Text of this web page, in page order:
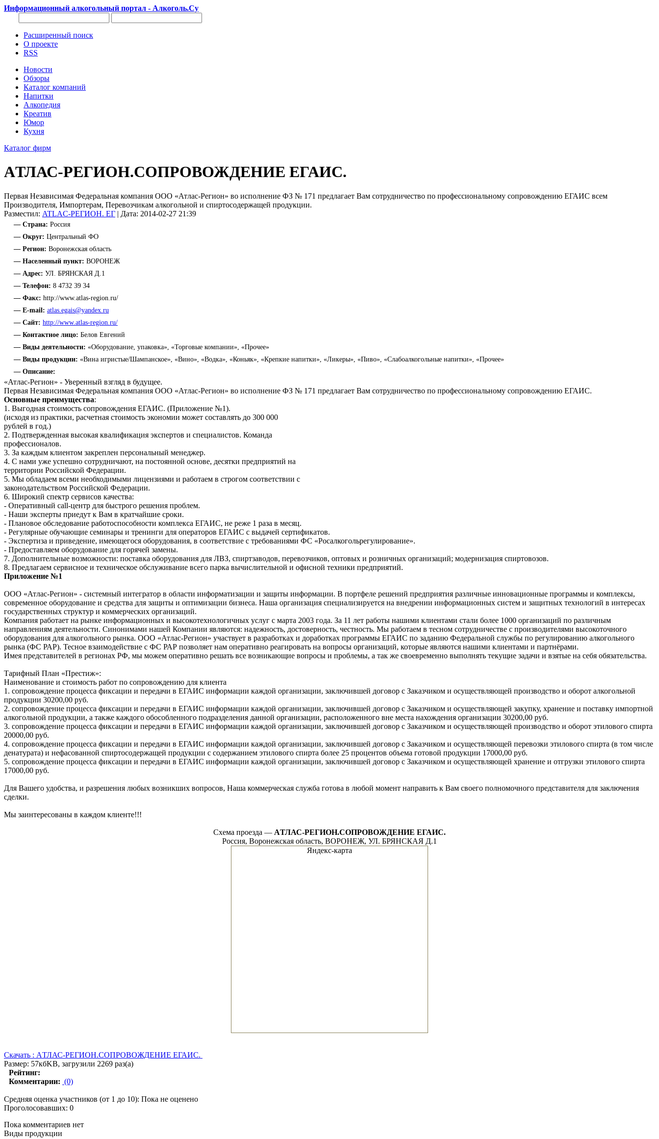
Информационный алкогольный портал - Алкоголь.Су
Расширенный поиск
О проекте
RSS
Новости
Обзоры
Каталог компаний
Напитки
Алкопедия
Креатив
Юмор
Кухня
Каталог фирм
AТЛАС-РЕГИОН.СОПРОВОЖДЕНИЕ ЕГАИС.
Первая Независимая Федеральная компания ООО «Атлас-Регион» во исполнение ФЗ № 171 предлагает Вам сотрудничество по профессиональному сопровождению ЕГАИС всем
Производителя, Импортерам, Перевозчикам алкогольной и спиртосодержащей продукции.
Разместил: ATLAC-РЕГИОН. ЕГ | Дата: 2014-02-27 21:39
— Страна: Россия
— Округ: Центральный ФО
— Регион: Воронежская область
— Населенный пункт: ВОРОНЕЖ
— Адрес: УЛ. БРЯНСКАЯ Д.1
— Телефон: 8 4732 39 34
— Факс: http://www.atlas-region.ru/
— E-mail: atlas.egais@yandex.ru
— Сайт: http://www.atlas-region.ru/
— Контактное лицо: Белов Евгений
— Виды деятельности: «Оборудование, упаковка», «Торговые компании», «Прочее»
— Виды продукции: «Вина игристые/Шампанское», «Вино», «Водка», «Коньяк», «Крепкие напитки», «Ликеры», «Пиво», «Слабоалкогольные напитки», «Прочее»
— Описание:
«Атлас-Регион» - Уверенный взгляд в будущее.
Первая Независимая Федеральная компания ООО «Атлас-Регион» во исполнение ФЗ № 171 предлагает Вам сотрудничество по профессиональному сопровождению ЕГАИС.
Основные преимущества:
1. Выгодная стоимость сопровождения ЕГАИС. (Приложение №1).
(исходя из практики, расчетная стоимость экономии может составлять до 300 000
рублей в год.)
2. Подтвержденная высокая квалификация экспертов и специалистов. Команда
профессионалов.
3. За каждым клиентом закреплен персональный менеджер.
4. С нами уже успешно сотрудничают, на постоянной основе, десятки предприятий на
территории Российской Федерации.
5. Мы обладаем всеми необходимыми лицензиями и работаем в строгом соответствии с
законодательством Российской Федерации.
6. Широкий спектр сервисов качества:
- Оперативный call-центр для быстрого решения проблем.
- Наши эксперты приедут к Вам в кратчайшие сроки.
- Плановое обследование работоспособности комплекса ЕГАИС, не реже 1 раза в месяц.
- Регулярные обучающие семинары и тренинги для операторов ЕГАИС с выдачей сертификатов.
- Экспертиза и приведение, имеющегося оборудования, в соответствие с требованиями ФС «Росалкогольрегулирование».
- Предоставляем оборудование для горячей замены.
7. Дополнительные возможности: поставка оборудования для ЛВЗ, спиртзаводов, перевозчиков, оптовых и розничных организаций; модернизация спиртовозов.
8. Предлагаем сервисное и техническое обслуживание всего парка вычислительной и офисной техники предприятий.
Приложение №1
ООО «Атлас-Регион» - системный интегратор в области информатизации и защиты информации. В портфеле решений предприятия различные инновационные программы и комплексы,
современное оборудование и средства для защиты и оптимизации бизнеса. Наша организация специализируется на внедрении информационных систем и защитных технологий в интересах
государственных структур и коммерческих организаций.
Компания работает на рынке информационных и высокотехнологичных услуг с марта 2003 года. За 11 лет работы нашими клиентами стали более 1000 организаций по различным
направлениям деятельности. Синонимами нашей Компании являются: надежность, достоверность, честность. Мы работаем в тесном сотрудничестве с производителями высокоточного
оборудования для алкогольного рынка. ООО «Атлас-Регион» участвует в разработках и доработках программы ЕГАИС по заданию Федеральной службы по регулированию алкогольного
рынка (ФС РАР). Тесное взаимодействие с ФС РАР позволяет нам оперативно реагировать на вопросы организаций, которые являются нашими клиентами и партнёрами.
Имея представителей в регионах РФ, мы можем оперативно решать все возникающие вопросы и проблемы, а так же своевременно выполнять текущие задачи и взятые на себя обязательства.
Тарифный План «Престиж»:
Наименование и стоимость работ по сопровождению для клиента
1. сопровождение процесса фиксации и передачи в ЕГАИС информации каждой организации, заключившей договор с Заказчиком и осуществляющей производство и оборот алкогольной
продукции 30200,00 руб.
2. сопровождение процесса фиксации и передачи в ЕГАИС информации каждой организации, заключившей договор с Заказчиком и осуществляющей закупку, хранение и поставку импортной
алкогольной продукции, а также каждого обособленного подразделения данной организации, расположенного вне места нахождения организации 30200,00 руб.
3. сопровождение процесса фиксации и передачи в ЕГАИС информации каждой организации, заключившей договор с Заказчиком и осуществляющей производство и оборот этилового спирта
20000,00 руб.
4. сопровождение процесса фиксации и передачи в ЕГАИС информации каждой организации, заключившей договор с Заказчиком и осуществляющей перевозки этилового спирта (в том числе
денатурата) и нефасованной спиртосодержащей продукции с содержанием этилового спирта более 25 процентов объема готовой продукции 17000,00 руб.
5. сопровождение процесса фиксации и передачи в ЕГАИС информации каждой организации, заключившей договор с Заказчиком и осуществляющей хранение и отгрузки этилового спирта
17000,00 руб.
Для Вашего удобства, и разрешения любых возникших вопросов, Наша коммерческая служба готова в любой момент направить к Вам своего полномочного представителя для заключения
сделки.
Мы заинтересованы в каждом клиенте!!!
Схема проезда — AТЛАС-РЕГИОН.СОПРОВОЖДЕНИЕ ЕГАИС.
Россия, Воронежская область, ВОРОНЕЖ, УЛ. БРЯНСКАЯ Д.1
Яндекс-карта
Скачать : AТЛАС-РЕГИОН.СОПРОВОЖДЕНИЕ ЕГАИС.
Размер: 57кбKB, загрузили 2269 раз(а)
Рейтинг:
Комментарии: (0)
Средняя оценка участников (от 1 до 10): Пока не оценено
Проголосовавших: 0
Пока комментариев нет
Виды продукции